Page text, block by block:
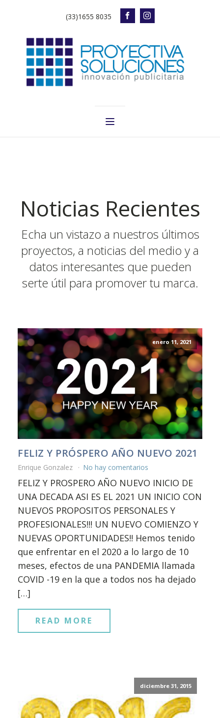
(33)1655 8035
Noticias Recientes
Echa un vistazo a nuestros últimos
proyectos, a noticias del medio y a
datos interesantes que pueden
serte útil para promover tu marca.
enero 11, 2021
FELIZ Y PRÓSPERO AÑO NUEVO 2021
Enrique Gonzalez No hay comentarios
FELIZ Y PROSPERO AÑO NUEVO INICIO DE
UNA DECADA ASI ES EL 2021 UN INICIO CON
NUEVOS PROPOSITOS PERSONALES Y
PROFESIONALES!!! UN NUEVO COMIENZO Y
NUEVAS OPORTUNIDADES!! Hemos tenido
que enfrentar en el 2020 a lo largo de 10
meses, efectos de una PANDEMIA llamada
COVID -19 en la que a todos nos ha dejado
[…]
READ MORE
diciembre 31, 2015